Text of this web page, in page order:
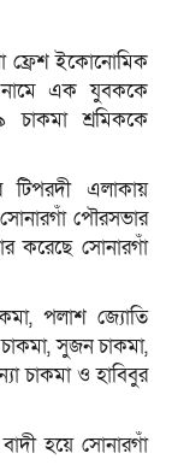
ফ্রেশ ইকোনোমিক
নামে এক যুবককে
শ্রমিককে
এলাকায়
পৌরসভার
করেছে সোনারগাঁ
পলাশ জ্যোতি
সুজন চাকমা,
চাকমা ও হাবিবুর
হয়ে সোনারগাঁ